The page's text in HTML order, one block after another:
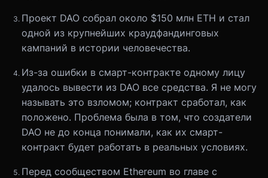
Проект DAO собрал около $150 млн ETH и стал
одной из крупнейших краудфандинговых
кампаний в истории человечества.
Из-за ошибки в смарт-контракте одному лицу
удалось вывести из DAO все средства. Я не могу
называть это взломом; контракт сработал, как
положено. Проблема была в том, что создатели
DAO не до конца понимали, как их смарт-
контракт будет работать в реальных условиях.
Перед сообществом Ethereum во главе с